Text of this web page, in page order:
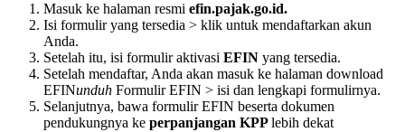
Masuk ke halaman resmi efin.pajak.go.id.
Isi formulir yang tersedia > klik untuk mendaftarkan akun
Anda.
Setelah itu, isi formulir aktivasi EFIN yang tersedia.
Setelah mendaftar, Anda akan masuk ke halaman download
EFINunduh Formulir EFIN > isi dan lengkapi formulirnya.
Selanjutnya, bawa formulir EFIN beserta dokumen
pendukungnya ke perpanjangan KPPlebih dekat